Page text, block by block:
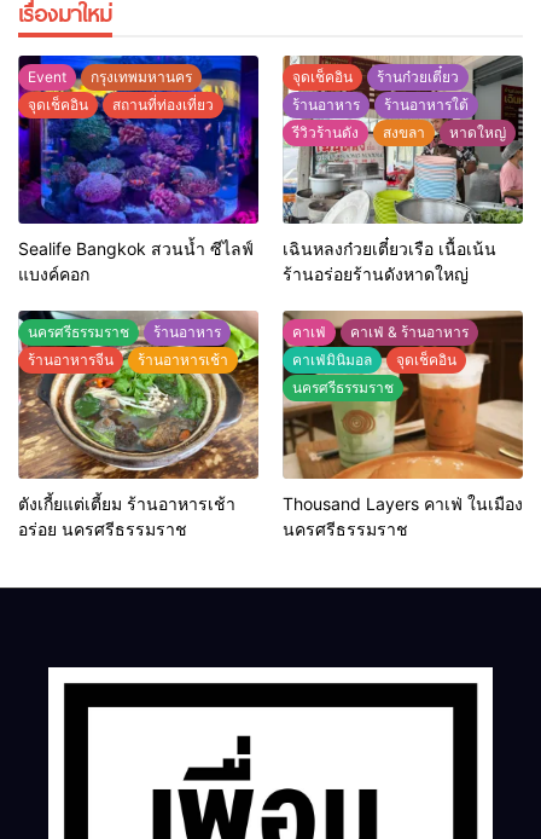
เรื่องมาใหม่
Event
กรุงเทพมหานคร
จุดเช็คอิน
สถานที่ท่องเที่ยว
Sealife Bangkok สวนน้ำ ซีไลฟ์
แบงค์คอก
จุดเช็คอิน
ร้านก๋วยเตี๋ยว
ร้านอาหาร
ร้านอาหารใต้
รีวิวร้านดัง
สงขลา หาดใหญ่
เฉินหลงก๋วยเตี๋ยวเรือ เนื้อเน้น
ร้านอร่อยร้านดังหาดใหญ่
นครศรีธรรมราช
ร้านอาหาร
ร้านอาหารจีน
ร้านอาหารเช้า
ตังเกี้ยแต่เตี้ยม ร้านอาหารเช้า
อร่อย นครศรีธรรมราช
คาเฟ่
คาเฟ่ & ร้านอาหาร
คาเฟ่มินิมอล
จุดเช็คอิน
นครศรีธรรมราช
Thousand Layers คาเฟ่ ในเมือง
นครศรีธรรมราช